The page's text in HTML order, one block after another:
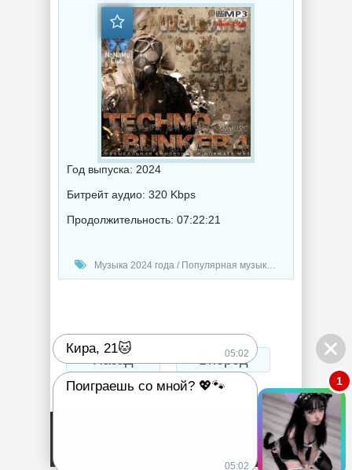
Год выпуска: 2024
Битрейт аудио: 320 Kbps
Продолжительность: 07:22:21
Музыка 2024 года / Популярная музыка / Техно музыка / Сборник музыка
Назад Вперед
Кира, 21🐱 05:02
Поиграешь со мной? 💖🐾
05:02
1